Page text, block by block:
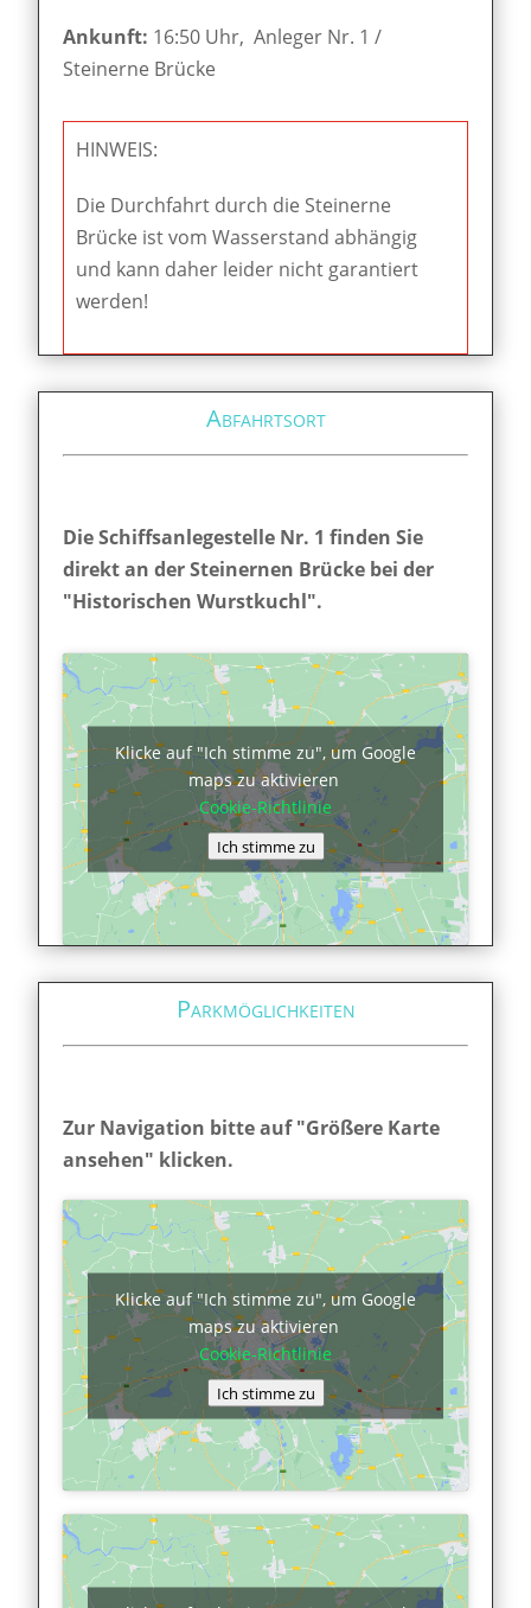
Ankunft: 16:50 Uhr, Anleger Nr. 1 /
Steinerne Brücke
HINWEIS:
Die Durchfahrt durch die Steinerne
Brücke ist vom Wasserstand abhängig
und kann daher leider nicht garantiert
werden!
Abfahrtsort
Die Schiffsanlegestelle Nr. 1 finden Sie
direkt an der Steinernen Brücke bei der
"Historischen Wurstkuchl".
Klicke auf "Ich stimme zu", um Google
maps zu aktivieren
Cookie-Richtlinie
Ich stimme zu
Parkmöglichkeiten
Zur Navigation bitte auf "Größere Karte
ansehen" klicken.
Klicke auf "Ich stimme zu", um Google
maps zu aktivieren
Cookie-Richtlinie
Ich stimme zu